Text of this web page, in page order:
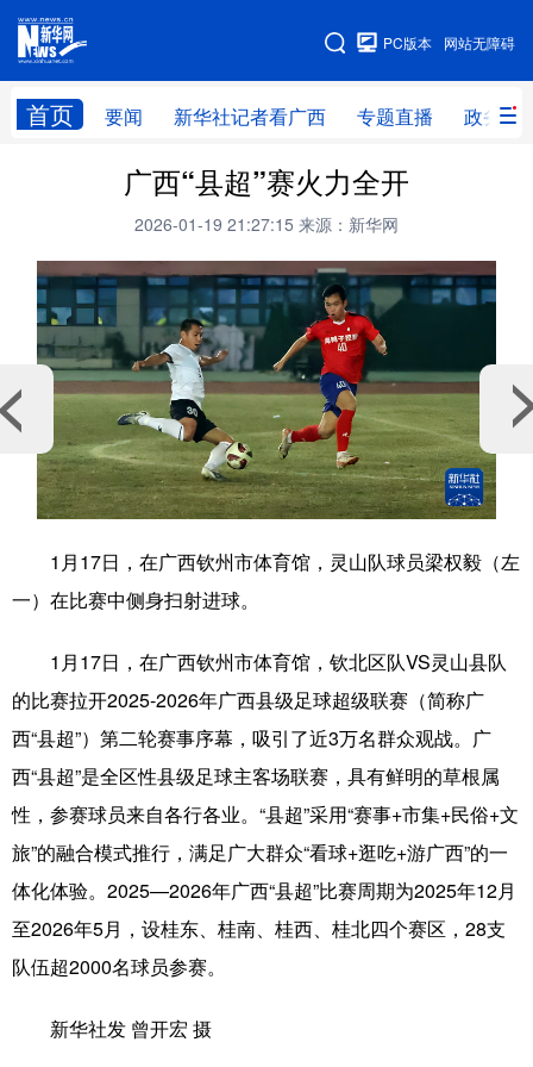
网站无障碍
PC版本
首页 要闻 新华社记者看广西 专题直播 政务信
网站地图
新华社记者 专题直播
图片新闻 壮美广西
新华网导航
学习进行时 高层 时政 人事
国际 财经 网评 港澳
台湾 思客智库 全球连线 教育
科技 科普 体育 文化
图片 中央文件 金融 汽车
溯源中国 城市 旅游 能源
会展 彩票 娱乐 时尚
亚太网 上市公司 文化产业
地方频道
广西“县超”赛火力全开
2026-01-19 21:27:15 来源：新华网
1月17日，在广西钦州市体育馆，灵山队球员梁权毅（左
一）在比赛中侧身扫射进球。
1月17日，在广西钦州市体育馆，钦北区队VS灵山县队
的比赛拉开2025-2026年广西县级足球超级联赛（简称广
西“县超”）第二轮赛事序幕，吸引了近3万名群众观战。广
西“县超”是全区性县级足球主客场联赛，具有鲜明的草根属
性，参赛球员来自各行各业。“县超”采用“赛事+市集+民俗+文
旅”的融合模式推行，满足广大群众“看球+逛吃+游广西”的一
体化体验。2025—2026年广西“县超”比赛周期为2025年12月
至2026年5月，设桂东、桂南、桂西、桂北四个赛区，28支
队伍超2000名球员参赛。
新华社发 曾开宏 摄